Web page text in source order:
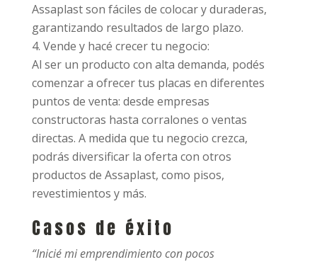
Assaplast son fáciles de colocar y duraderas,
garantizando resultados de largo plazo.
Vende y hacé crecer tu negocio:
Al ser un producto con alta demanda, podés
comenzar a ofrecer tus placas en diferentes
puntos de venta: desde empresas
constructoras hasta corralones o ventas
directas. A medida que tu negocio crezca,
podrás diversificar la oferta con otros
productos de Assaplast, como pisos,
revestimientos y más.
Casos de éxito
“Inicié mi emprendimiento con pocos